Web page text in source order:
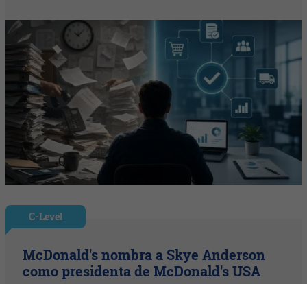
C-Level
McDonald's nombra a Skye Anderson
como presidenta de McDonald's USA